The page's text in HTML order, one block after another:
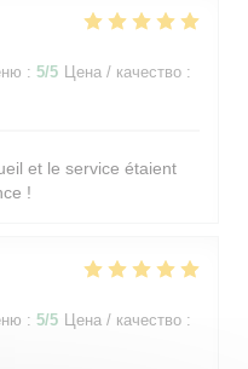
: 5/5 Цена / качество :
et le service étaient
!
: 5/5 Цена / качество :